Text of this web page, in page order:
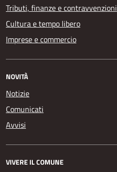
Tributi, finanze e contravvenzioni
Cultura e tempo libero
Imprese e commercio
NOVITÀ
Notizie
Comunicati
Avvisi
VIVERE IL COMUNE